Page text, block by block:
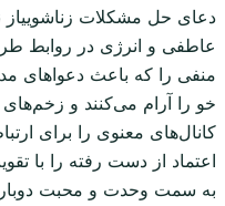
دعای حل مشکلات
عاطفی و انرژی در روابط
منفی را که باعث دعواهای
خو را آرام می‌کنند و
کانال‌های معنوی را برای
اعتماد از دست رفته را با
به سمت وحدت و محبت